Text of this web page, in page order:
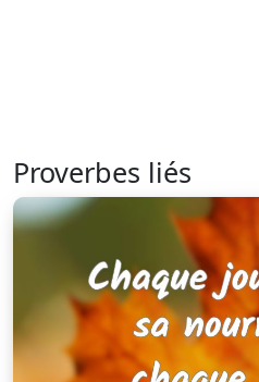
Proverbes liés